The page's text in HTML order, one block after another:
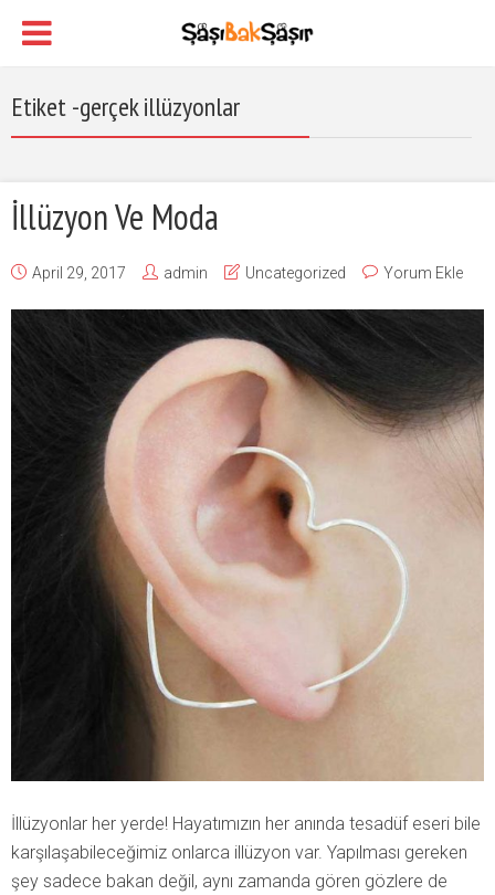
Etiket -gerçek illüzyonlar
İllüzyon Ve Moda
April 29, 2017 admin Uncategorized Yorum Ekle
İllüzyonlar her yerde! Hayatımızın her anında tesadüf eseri bile
karşılaşabileceğimiz onlarca illüzyon var. Yapılması gereken
şey sadece bakan değil, aynı zamanda gören gözlere de